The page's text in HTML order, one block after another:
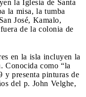
la Iglesia de Santa
la misa, la tumba
José, Kamalo,
de la colonia de
en la isla incluyen la
Conocida como “la
y presenta pinturas de
del p. John Velghe,